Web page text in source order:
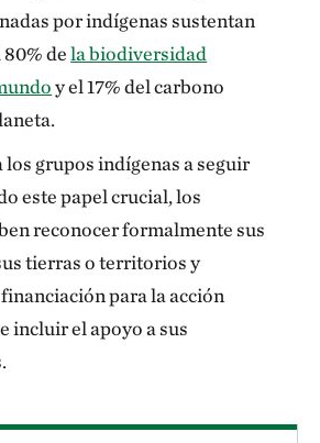
por indígenas sustentan
80% dela biodiversidad
y el 17% del carbono
los grupos indígenas a seguir
este papel crucial, los
reconocer formalmente sus
tierras o territorios y
para la acción
incluir el apoyo a sus